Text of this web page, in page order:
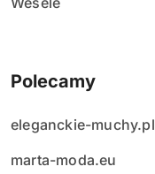
Polecamy
eleganckie-muchy.pl
marta-moda.eu